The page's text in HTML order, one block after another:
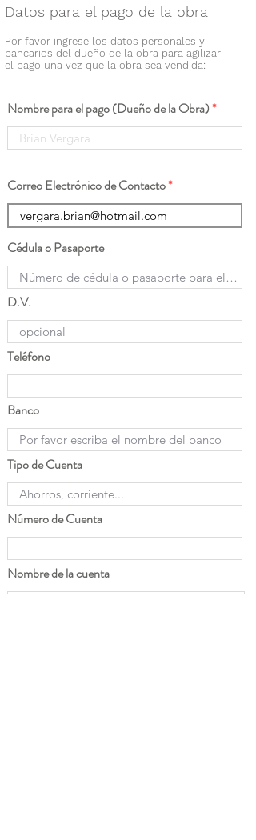
Datos para el pago de la obra
Por favor ingrese los datos personales y
bancarios del dueño de la obra para agilizar
el pago una vez que la obra sea vendida:
Nombre para el pago (Dueño de la Obra)
Correo Electrónico de Contacto
Cédula o Pasaporte
D.V.
Teléfono
Banco
Tipo de Cuenta
Número de Cuenta
Nombre de la cuenta